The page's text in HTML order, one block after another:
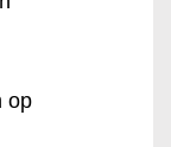
op